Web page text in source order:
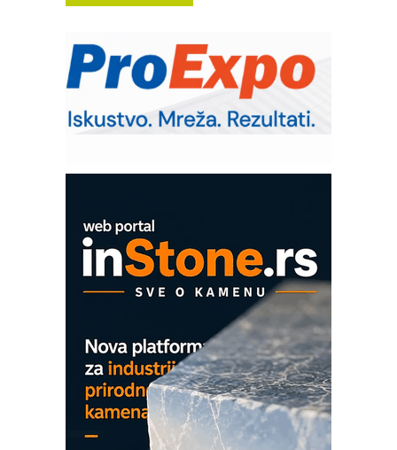
Potpuna efikasnost bez složenih
Trajna oznaka kao dugoročna korist
Bezbednost na prvom mestu!
IB BLUMENAUER - više od 40 godina
poverenja u industriji
OBO sistemi mrežastih nosača kablova
Proizvodnja iC7 Hybrid 1500 VDC
mrežnog pretvarača sa tečnim
hlađenjem